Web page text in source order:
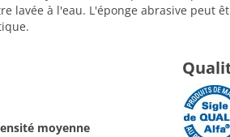
lavée à l'eau. L'éponge abrasive peut
moyenne